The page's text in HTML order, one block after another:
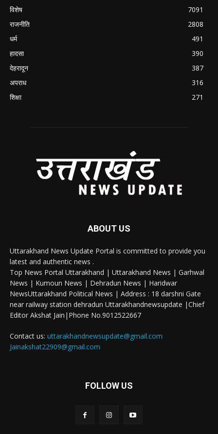
विशेष
7091
राजनीति
2808
धर्म
491
हादसा
390
देहरादून
387
अपराध
316
शिक्षा
271
ABOUT US
Uttarakhand News Update Portal is committed to provide you
latest and authentic news .
Top News Portal Uttarakhand | Uttarakhand News | Garhwal
News | Kumoun News | Dehradun News | Haridwar
NewsUttarakhand Political News | Address : 18 darshni Gate
near railway station dehradun Uttarakhandnewsupdate |Chief
Editor Akshat Jain|Phone No.9012522667
Contact us: uttarakhandnewsupdate@gmail.com
Jainakshat22909@gmail.com
FOLLOW US